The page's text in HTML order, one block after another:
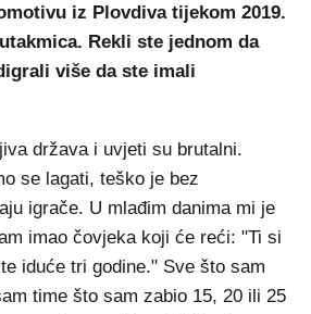
iz Plovdiva tijekom 2019.
Rekli ste jednom da
više da ste imali
država i uvjeti su brutalni.
se lagati, teško je bez
igrače. U mlađim danima mi je
imao čovjeka koji će reći: "Ti si
iduće tri godine." Sve što sam
time što sam zabio 15, 20 ili 25